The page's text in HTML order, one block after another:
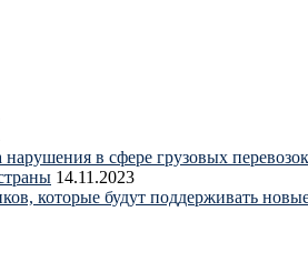
в сфере грузовых
14.11.2023
которые будут поддерживать